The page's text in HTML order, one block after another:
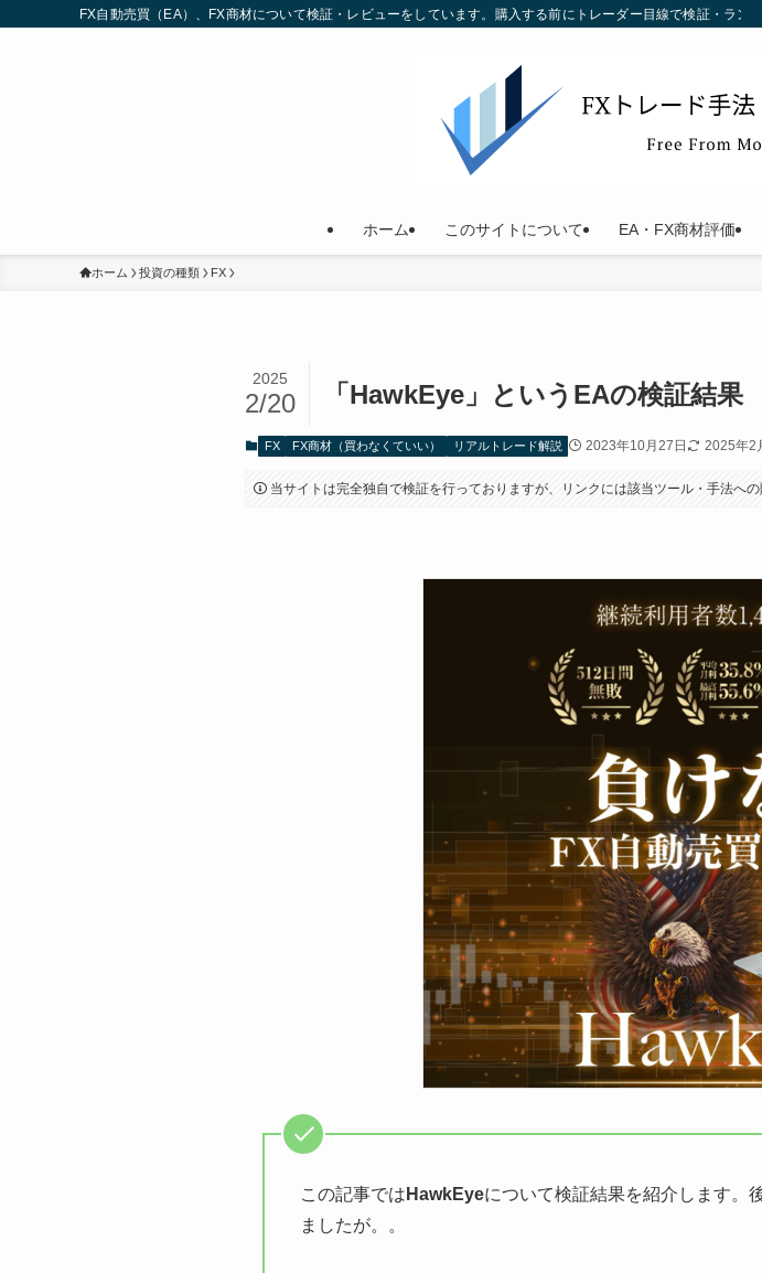
FX自動売買（EA）、FX商材について検証・レビューをしています。購入する前にトレーダー目線で検証・ラン
ホーム このサイトについて EA・FX商材評価
ホーム 投資の種類 FX
「HawkEye」というEAの検証結果
2025
2/20
FX FX商材（買わなくていい） リアルトレード解説 2023年10月27日 2025年2
当サイトは完全独自で検証を行っておりますが、リンクには該当ツール・手法へ
この記事では HawkEyeについて検証結果を紹介します。
ましたが。。